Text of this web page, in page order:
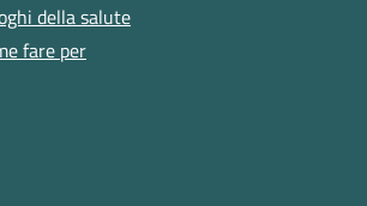
della salute
fare per